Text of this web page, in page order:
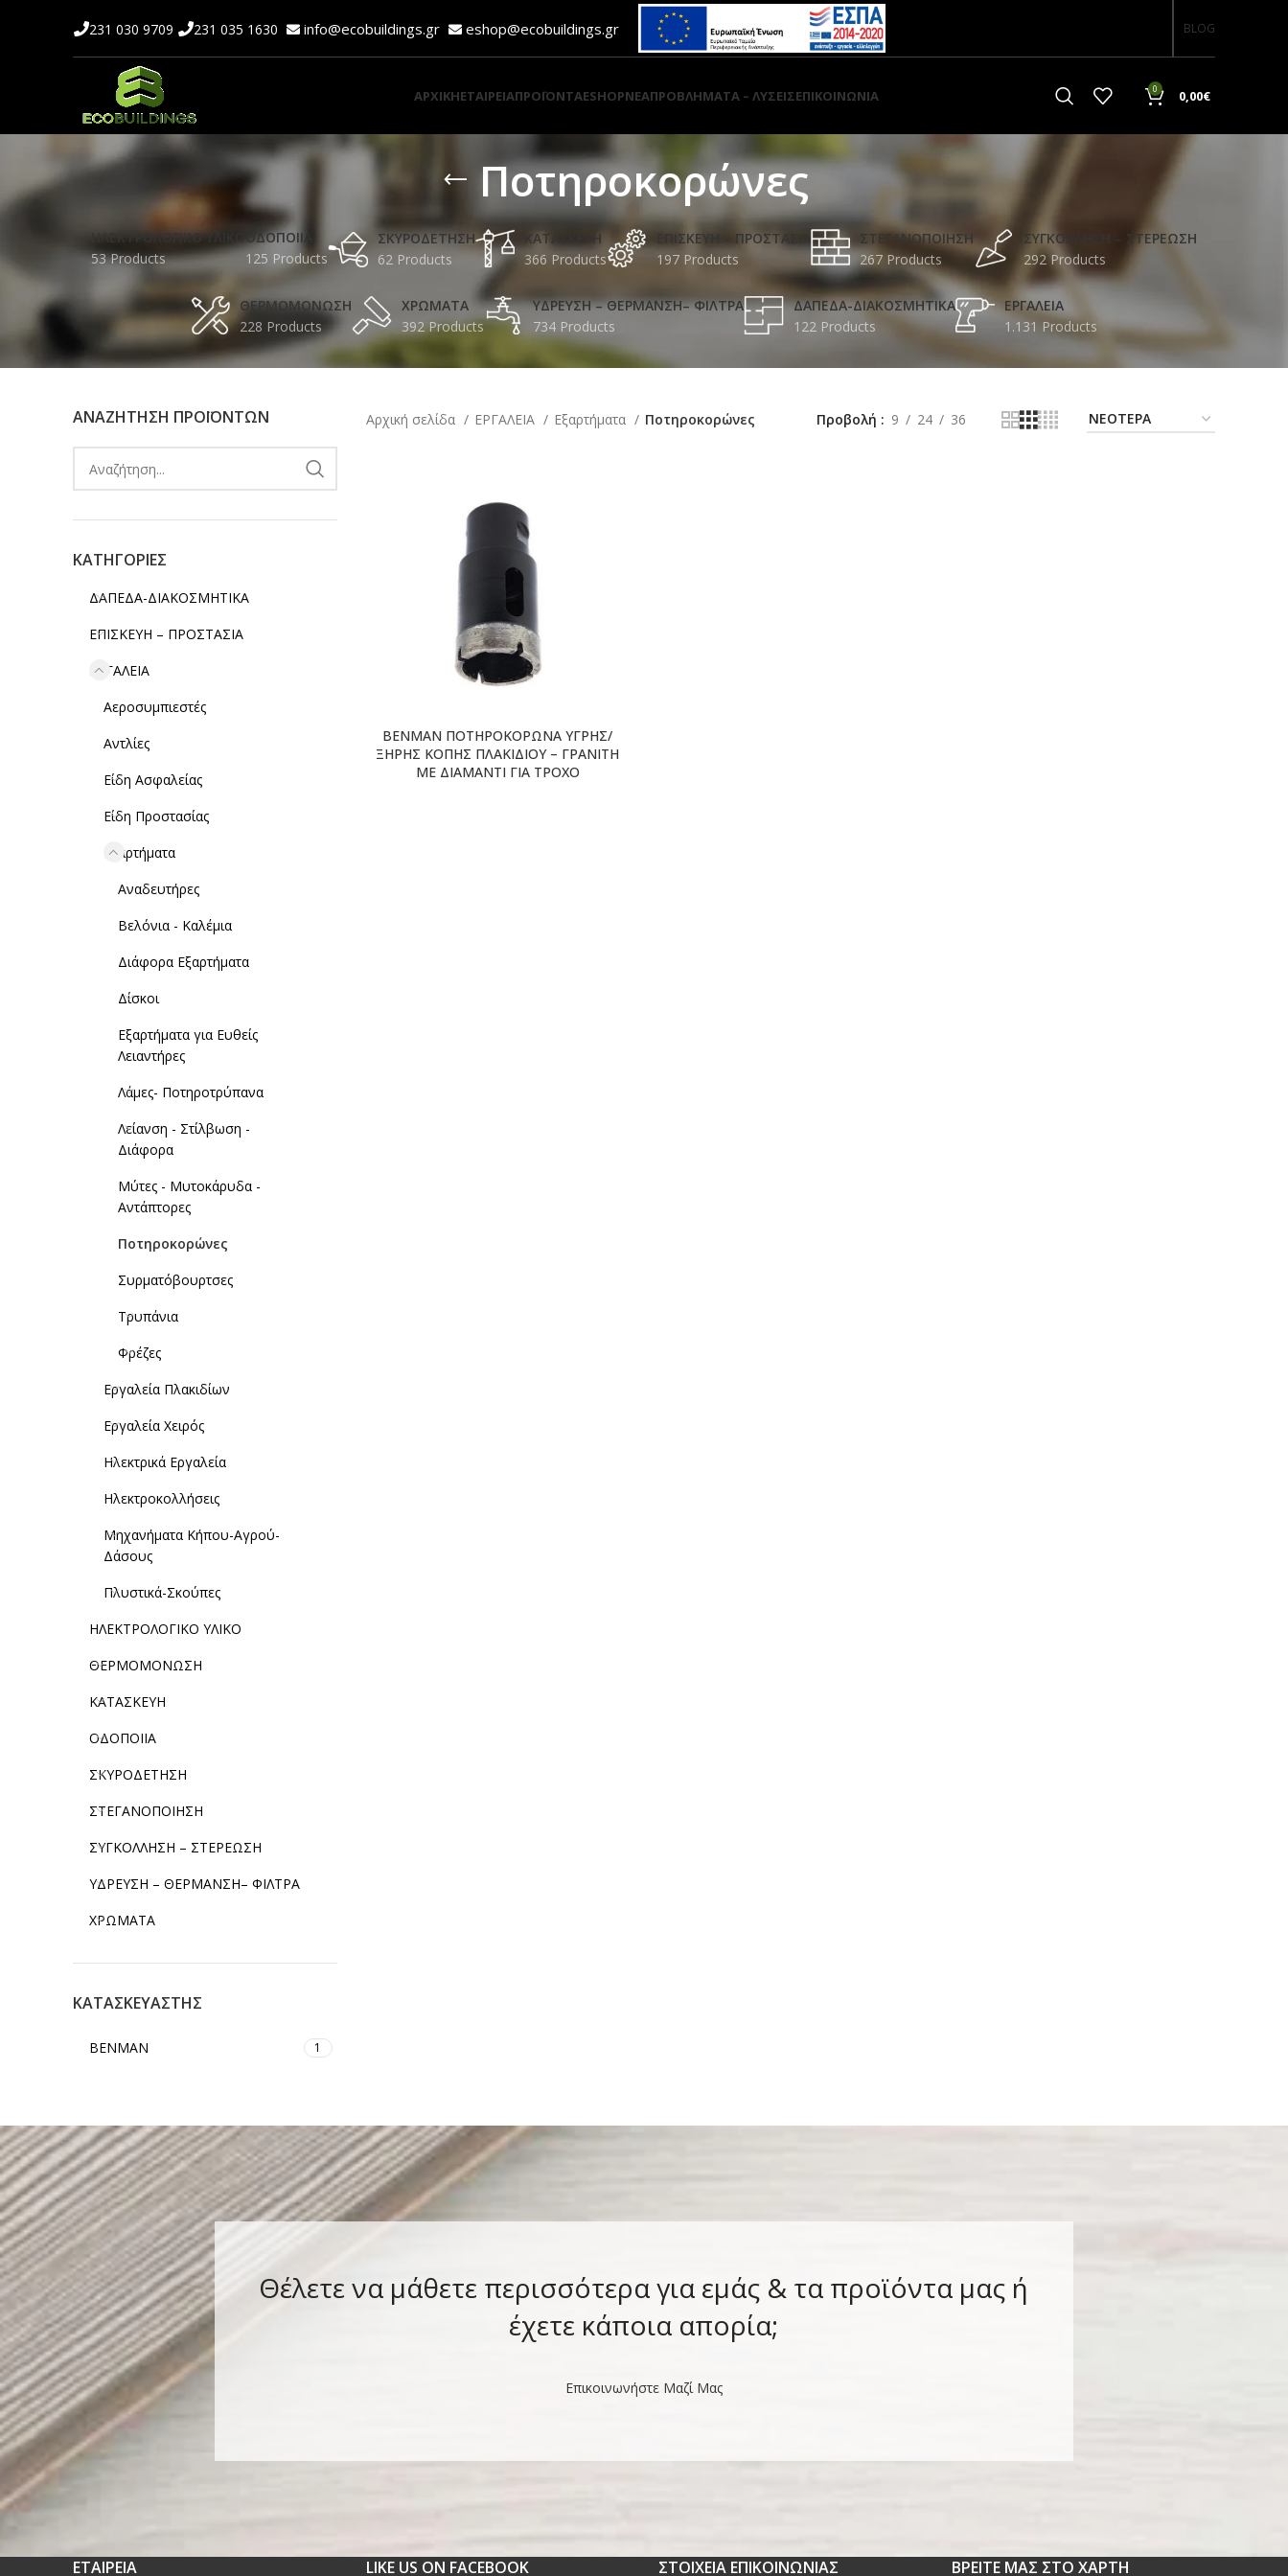
231 030 9709 231 035 1630 info@ecobuildings.gr eshop@ecobuildings.gr BLOG
ΑΡΧΙΚΗΕΤΑΙΡΕΙΑΠΡΟΪΟΝΤΑESHOPΝΕΑΠΡΟΒΛΗΜΑΤΑ – ΛΥΣΕΙΣΕΠΙΚΟΙΝΩΝΙΑ 0 0,00€
Ποτηροκορώνες
ΗΛΕΚΤΡΟΛΟΓΙΚΟ ΥΛΙΚΟ
53 Products
ΟΔΟΠΟΙΙΑ
125 Products
ΣΚΥΡΟΔΕΤΗΣΗ
62 Products
ΚΑΤΑΣΚΕΥΗ
366 Products
ΕΠΙΣΚΕΥΗ – ΠΡΟΣΤΑΣΙΑ
197 Products
ΣΤΕΓΑΝΟΠΟΙΗΣΗ
267 Products
ΣΥΓΚΟΛΛΗΣΗ – ΣΤΕΡΕΩΣΗ
292 Products
ΘΕΡΜΟΜΟΝΩΣΗ
228 Products
ΧΡΩΜΑΤΑ
392 Products
ΥΔΡΕΥΣΗ – ΘΕΡΜΑΝΣΗ– ΦΙΛΤΡΑ
734 Products
ΔΑΠΕΔΑ-ΔΙΑΚΟΣΜΗΤΙΚΑ
122 Products
ΕΡΓΑΛΕΙΑ
1.131 Products
ΑΝΑΖΗΤΗΣΗ ΠΡΟΪΟΝΤΩΝ
ΚΑΤΗΓΟΡΙΕΣ
ΔΑΠΕΔΑ-ΔΙΑΚΟΣΜΗΤΙΚΑ
ΕΠΙΣΚΕΥΗ – ΠΡΟΣΤΑΣΙΑ
ΕΡΓΑΛΕΙΑ
Αεροσυμπιεστές
Αντλίες
Είδη Ασφαλείας
Είδη Προστασίας
Εξαρτήματα
Αναδευτήρες
Βελόνια - Καλέμια
Διάφορα Εξαρτήματα
Δίσκοι
Εξαρτήματα για Ευθείς
Λειαντήρες
Λάμες- Ποτηροτρύπανα
Λείανση - Στίλβωση -
Διάφορα
Μύτες - Μυτοκάρυδα -
Αντάπτορες
Ποτηροκορώνες
Συρματόβουρτσες
Τρυπάνια
Φρέζες
Εργαλεία Πλακιδίων
Εργαλεία Χειρός
Ηλεκτρικά Εργαλεία
Ηλεκτροκολλήσεις
Μηχανήματα Κήπου-Αγρού-
Δάσους
Πλυστικά-Σκούπες
ΗΛΕΚΤΡΟΛΟΓΙΚΟ ΥΛΙΚΟ
ΘΕΡΜΟΜΟΝΩΣΗ
ΚΑΤΑΣΚΕΥΗ
ΟΔΟΠΟΙΙΑ
ΣΚΥΡΟΔΕΤΗΣΗ
ΣΤΕΓΑΝΟΠΟΙΗΣΗ
ΣΥΓΚΟΛΛΗΣΗ – ΣΤΕΡΕΩΣΗ
ΥΔΡΕΥΣΗ – ΘΕΡΜΑΝΣΗ– ΦΙΛΤΡΑ
ΧΡΩΜΑΤΑ
ΚΑΤΑΣΚΕΥΑΣΤΗΣ
BENMAN 1
Αρχική σελίδα ΕΡΓΑΛΕΙΑ Εξαρτήματα Ποτηροκορώνες Προβολή 9 24 36
BENMAN ΠΟΤΗΡΟΚΟΡΩΝΑ ΥΓΡΗΣ/
ΞΗΡΗΣ ΚΟΠΗΣ ΠΛΑΚΙΔΙΟΥ – ΓΡΑΝΙΤΗ
ΜΕ ΔΙΑΜΑΝΤΙ ΓΙΑ ΤΡΟΧΟ
Θέλετε να μάθετε περισσότερα για εμάς & τα προϊόντα μας ή
έχετε κάποια απορία;
Επικοινωνήστε Μαζί Μας
ΕΤΑΙΡΕΙΑ LIKE US ON FACEBOOK ΣΤΟΙΧΕΙΑ ΕΠΙΚΟΙΝΩΝΙΑΣ ΒΡΕΙΤΕ ΜΑΣ ΣΤΟ ΧΑΡΤΗ